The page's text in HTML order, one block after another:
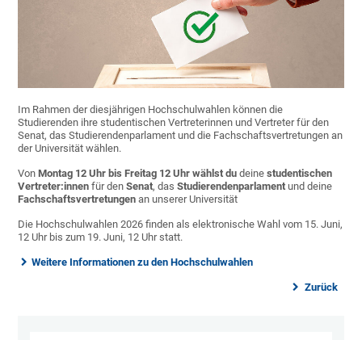
Im Rahmen der diesjährigen Hochschulwahlen können die
Studierenden ihre studentischen Vertreterinnen und Vertreter für den
Senat, das Studierendenparlament und die Fachschaftsvertretungen an
der Universität wählen.
VonMontag 12 Uhr bis Freitag 12 Uhr wählst dudeinestudentischen
Vertreter:innen für denSenat, dasStudierendenparlament und deine
Fachschaftsvertretungen an unserer Universität
Die Hochschulwahlen 2026 finden als elektronische Wahl vom 15. Juni,
12 Uhr bis zum 19. Juni, 12 Uhr statt.
Weitere Informationen zu den Hochschulwahlen
Zurück